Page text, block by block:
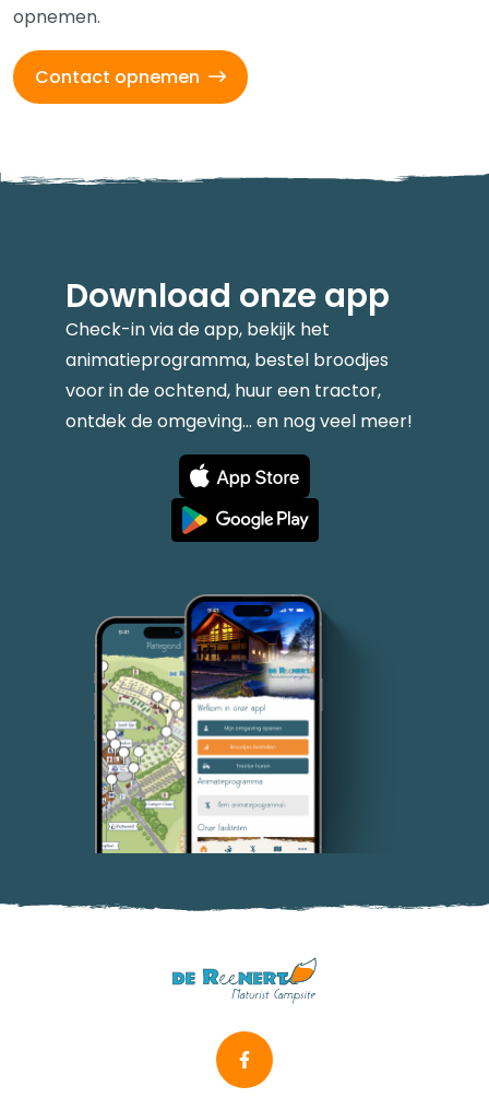
opnemen.
Contact opnemen
Download onze app
Check-in via de app, bekijk het
animatieprogramma, bestel broodjes
voor in de ochtend, huur een tractor,
ontdek de omgeving... en nog veel meer!